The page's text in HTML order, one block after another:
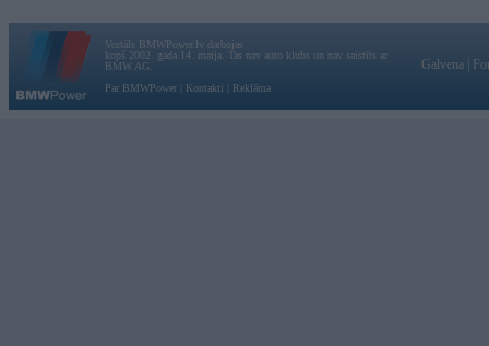
Vortāls BMWPower.lv darbojas
kopš 2002. gada 14. maija. Tas nav auto klubs un nav saistīts ar
BMW AG.
Par BMWPower
Kontakti Reklāma
Galvena